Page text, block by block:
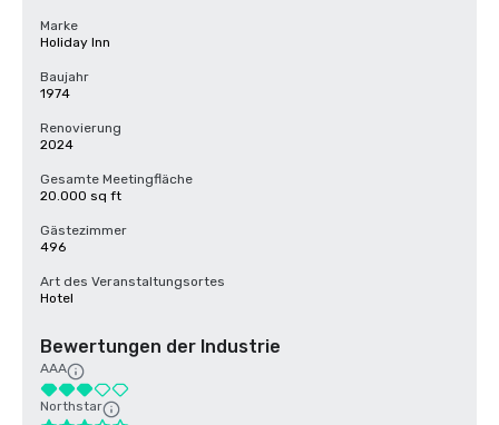
Marke
Holiday Inn
Baujahr
1974
Renovierung
2024
Gesamte Meetingfläche
20.000 sq ft
Gästezimmer
496
Art des Veranstaltungsortes
Hotel
Bewertungen der Industrie
AAA
Northstar